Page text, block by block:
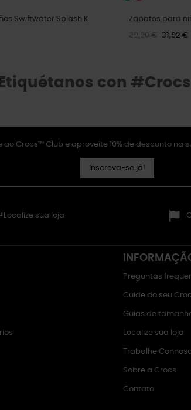
Swiftwater Splash K Zapatos para
39,90 € 31,92 €
Etiquétanos con
ao Crocs™ Club e aproveite 10% de desconto na
Inscreva-se já!
sua loja
Preguntas
Cuide do seu
Guias de
Localize sua loja
Trabalhe
Sobre a Crocs
Contato